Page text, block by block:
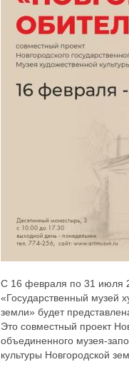
С 16 февраля по 31 июля
«Государственный музей
земли» будет
Это совместный проект
объединенного музея-
культуры Новгородской